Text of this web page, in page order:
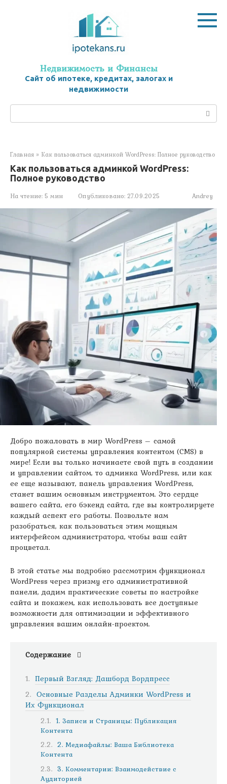
Недвижимость и Финансы
Сайт об ипотеке, кредитах, залогах и
недвижимости
Поиск:
Главная » Как пользоваться админкой WordPress: Полное руководство
Как пользоваться админкой WordPress:
Полное руководство
На чтение: 5 мин Опубликовано: 27.09.2025 Andrey
Добро пожаловать в мир WordPress – самой
популярной системы управления контентом (CMS) в
мире! Если вы только начинаете свой путь в создании
и управлении сайтом, то админка WordPress, или как
ее еще называют, панель управления WordPress,
станет вашим основным инструментом. Это сердце
вашего сайта, его бэкенд сайта, где вы контролируете
каждый аспект его работы. Позвольте нам
разобраться, как пользоваться этим мощным
интерфейсом администратора, чтобы ваш сайт
процветал.
В этой статье мы подробно рассмотрим функционал
WordPress через призму его административной
панели, дадим практические советы по настройке
сайта и покажем, как использовать все доступные
возможности для оптимизации и эффективного
управления вашим онлайн-проектом.
Содержание
Первый Взгляд: Дашборд Вордпресс
Основные Разделы Админки WordPress и
Их Функционал
1. Записи и Страницы: Публикация
Контента
2. Медиафайлы: Ваша Библиотека
Контента
3. Комментарии: Взаимодействие с
Аудиторией